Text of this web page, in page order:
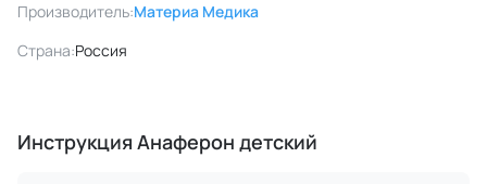
Производитель:Материа Медика
Страна:Россия
Инструкция Анаферон детский